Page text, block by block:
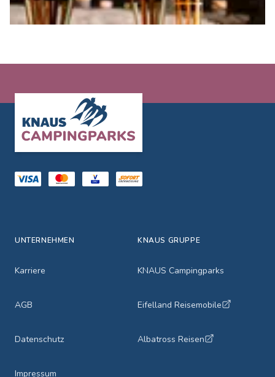
UNTERNEHMEN
Karriere
AGB
Datenschutz
Impressum
KNAUS GRUPPE
KNAUS Campingparks
Eifelland Reisemobile
Albatross Reisen